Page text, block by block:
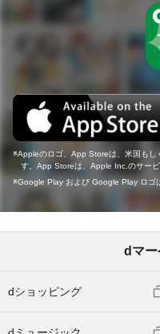
Appleのロゴ、App Storeは、米国も
す。App Storeは、Apple Inc.のサービ
Google Play および Google Play ロゴ
dマー
dショッピング